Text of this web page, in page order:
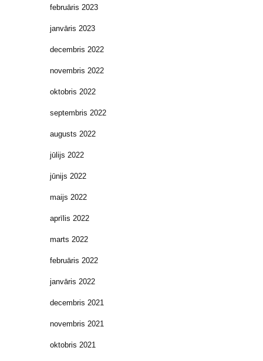
februāris 2023
janvāris 2023
decembris 2022
novembris 2022
oktobris 2022
septembris 2022
augusts 2022
jūlijs 2022
jūnijs 2022
maijs 2022
aprīlis 2022
marts 2022
februāris 2022
janvāris 2022
decembris 2021
novembris 2021
oktobris 2021